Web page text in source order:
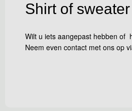
Shirt of
Wilt u iets aangepast hebben of
Neem even contact met ons op